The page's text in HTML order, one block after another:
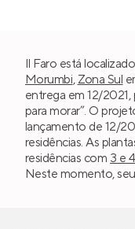
Il Faro está
Morumbi, Zona Sul
entrega em 12/
para morar”. O
lançamento de 12/
residências. As
residências com 3 e
Neste momento,